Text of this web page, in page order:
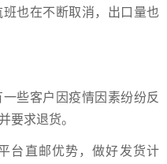
也在不断取消，出口量也
些客户因疫情因素纷纷反
要求退货。
台直邮优势，做好发货计